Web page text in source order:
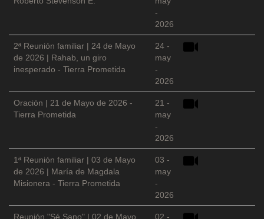
-
2026
2ª Reunión familiar | 24 de Mayo
de 2026 | Rahab, un giro
inesperado - Tierra Prometida
24 -
may
-
2026
Oración | 21 de Mayo de 2026 -
Tierra Prometida
21 -
may
-
2026
1ª Reunión familiar | 03 de Mayo
de 2026 | María de Magdala
Misionera - Tierra Prometida
03 -
may
-
2026
Reunión "Sé Sano" | 02 de Mayo
02 -